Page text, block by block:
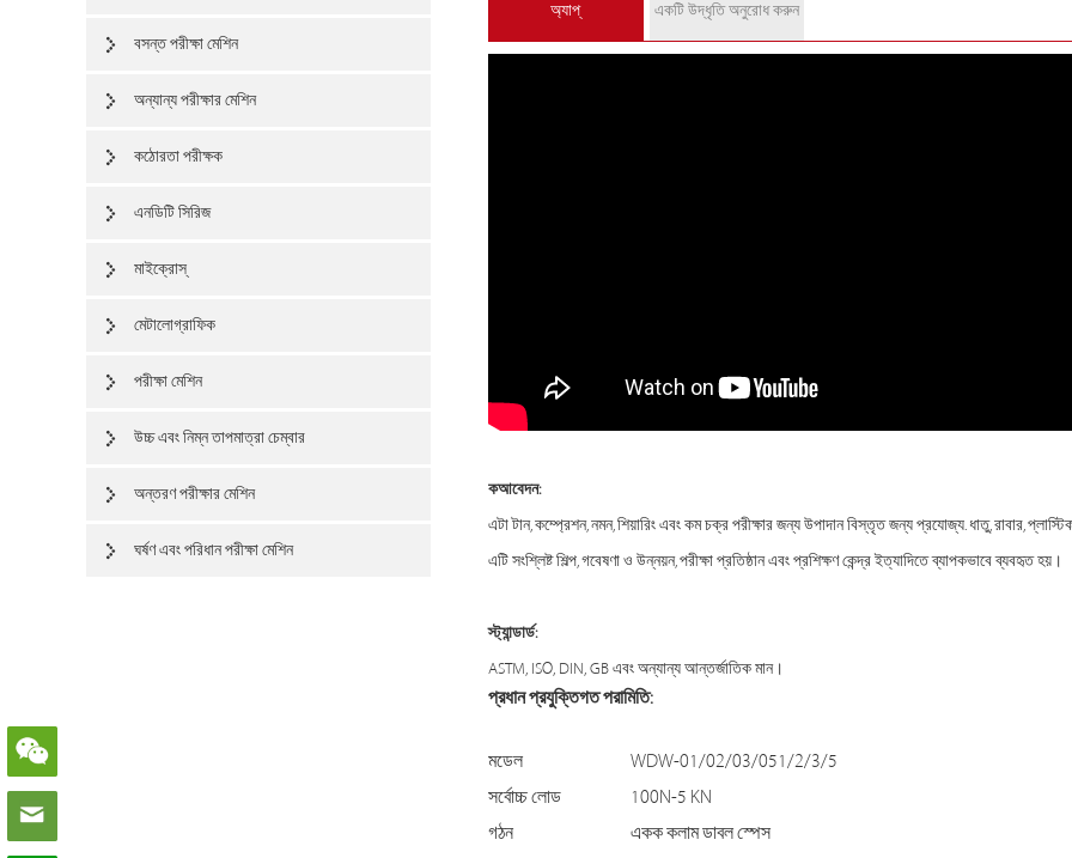
বসন্ত পরীক্ষা মেশিন
অন্যান্য পরীক্ষার মেশিন
কঠোরতা পরীক্ষক
এনডিটি সিরিজ
মাইক্রোস্
মেটালোগ্রাফিক
পরীক্ষা মেশিন
উচ্চ এবং নিম্ন তাপমাত্রা চেম্বার
অন্তরণ পরীক্ষার মেশিন
ঘর্ষণ এবং পরিধান পরীক্ষা মেশিন
অ্যাপ্ একটি উদ্ধৃতি অনুরোধ করুন
কআবেদন:
এটা টান, কম্প্রেশন, নমন, শিয়ারিং এবং কম চক্র পরীক্ষার জন্য উপাদান বিস্তৃত জন্য প্রযোজ্য. ধাতু, রাবার,
এটি সংশ্লিষ্ট শিল্প, গবেষণা ও উন্নয়ন, পরীক্ষা প্রতিষ্ঠান এবং প্রশিক্ষণ কেন্দ্র ইত্যাদিতে ব্যাপকভাবে ব্যবহৃত হয়।
স্ট্যান্ডার্ড:
ASTM, ISO, DIN, GB এবং অন্যান্য আন্তর্জাতিক মান।
প্রধান প্রযুক্তিগত পরামিতি:
মডেল
WDW-01/02/03/051/2/3/5
সর্বোচ্চ লোড
100N-5 KN
গঠন
একক কলাম ডাবল স্পেস